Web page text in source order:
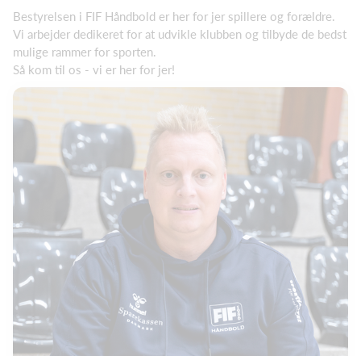
Bestyrelsen i FIF Håndbold er her for jer spillere og forældre.
Vi arbejder dedikeret for at udvikle klubben og tilbyde de bedst
mulige rammer for sporten.
Så kom til os - vi er her for jer!